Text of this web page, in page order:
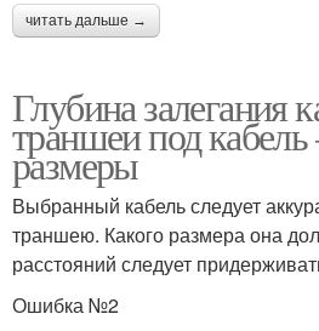
читать дальше →
Глубина залегания
траншеи под кабель
размеры
Выбранный кабель следует
траншею. Какого размера она
расстояний следует
Ошибка №2